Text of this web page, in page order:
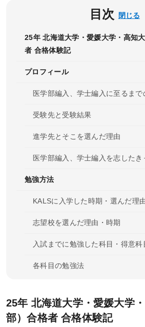
医学部学士編入実施大学
ガイダンス・個別相談
チューター個別相談
ガイダンス・説明会に参加
過去のガイダンス・説明会
実戦シリーズ
物理化学シリーズ
目次 閉じる
25年 北海道大学・愛媛大学・高知
者 合格体験記
プロフィール
医学部編入、学士編入に至るまで
受験先と受験結果
進学先とそこを選んだ理由
医学部編入、学士編入を志したき
勉強方法
KALSに入学した時期・選んだ理
志望校を選んだ理由・時期
入試までに勉強した科目・得意科
各科目の勉強法
スランプの有無
25年 北海道大学・愛媛大学
部）合格者 合格体験記